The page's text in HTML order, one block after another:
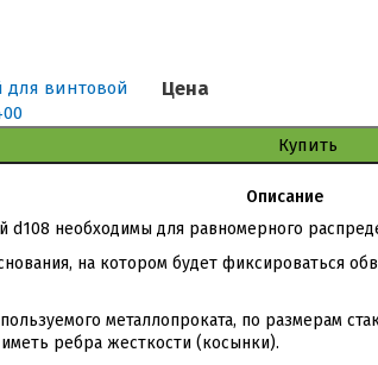
Цена
Купить
Описание
d108 необходимы для равномерного
на котором будет фиксироваться
металлопроката, по размерам
ребра жесткости (косынки).